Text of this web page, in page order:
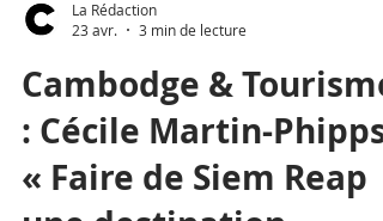
La Rédaction
23 avr.
3 min de lecture
Cambodge & Tourisme
: Cécile Martin-Phipps,